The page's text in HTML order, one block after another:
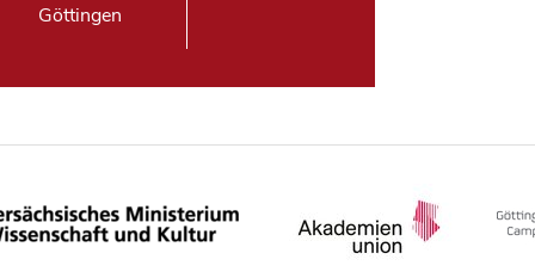
Göttingen